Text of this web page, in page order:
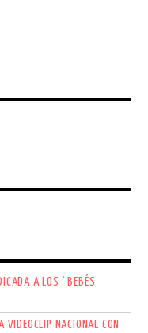
A LOS “BEBÉS
VIDEOCLIP NACIONAL CON